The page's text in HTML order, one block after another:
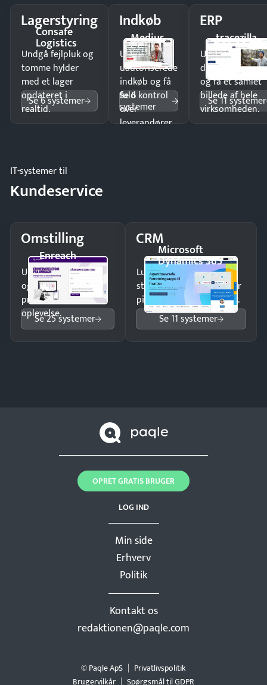
Lagerstyring
Consafe
Logistics
Undgå fejlpluk og
tomme hylder
med et lager
opdateret i
realtid.
Se 6 systemer
Indkøb
Medius
Undgå
uautoriserede
indkøb og få
fuld kontrol
over
leverandører
Se 6
systemer
ERP
tracezilla
Undgå
og få ét samlet
billede af hele
virksomheden.
Se 11 systemer
IT-systemer til
Kundeservice
Omstilling
Enreach
Undgå tabte opkald
og giv kunderne en
professionel
oplevelse.
Se 25 systemer
CRMMicrosoft
Dynamics 365
Luk flere salg med et
struktureret overblik over
pipeline og opfølgninger.
Se 11 systemer
Min side
Erhverv
Politik
Kontakt os
redaktionen@paqle.com
LOG IND
OPRET GRATIS BRUGER
© Paqle ApS
Privatlivspolitik
Brugervilkår
Spørgsmål til GDPR